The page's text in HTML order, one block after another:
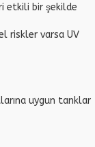
etkili bir şekilde
riskler varsa UV
uygun tanklar